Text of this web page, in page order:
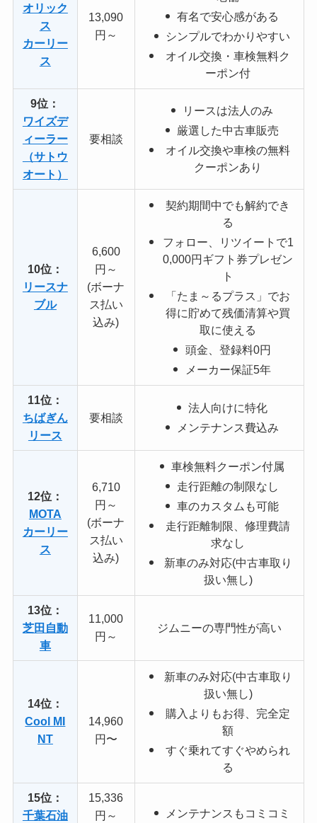
オリック
ス
カーリー
ス
13,090
円～
有名で安心感がある
シンプルでわかりやすい
オイル交換・車検無料ク
ーポン付
9位：
ワイズデ
ィーラー
（サトウ
オート）
要相談
リースは法人のみ
厳選した中古車販売
オイル交換や車検の無料
クーポンあり
10位：
リースナ
ブル
6,600
円～
(ボーナ
ス払い
込み)
契約期間中でも解約でき
る
フォロー、リツイートで1
0,000円ギフト券プレゼン
ト
「たま～るプラス」でお
得に貯めて残価清算や買
取に使える
頭金、登録料0円
メーカー保証5年
11位：
ちばぎん
リース
要相談
法人向けに特化
メンテナンス費込み
12位：
MOTA
カーリー
ス
6,710
円～
(ボーナ
ス払い
込み)
車検無料クーポン付属
走行距離の制限なし
車のカスタムも可能
走行距離制限、修理費請
求なし
新車のみ対応(中古車取り
扱い無し)
13位：
芝田自動
車
11,000
円～
ジムニーの専門性が高い
14位：
Cool MI
NT
14,960
円〜
新車のみ対応(中古車取り
扱い無し)
購入よりもお得、完全定
額
すぐ乗れてすぐやめられ
る
15位：
千葉石油
15,336
円～
メンテナンスもコミコミ